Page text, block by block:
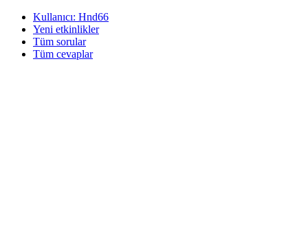
Kullanıcı: Hnd66
Yeni etkinlikler
Tüm sorular
Tüm cevaplar